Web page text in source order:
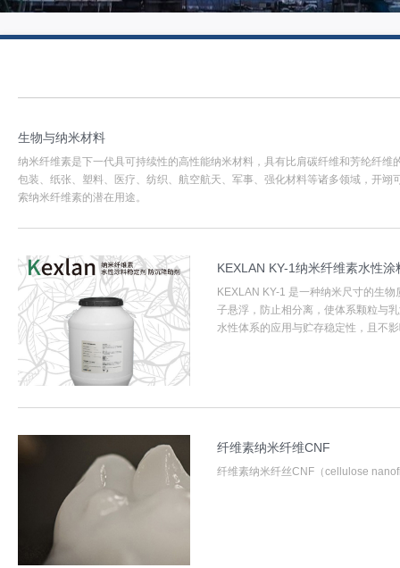
生物与纳米材料
纳米纤维素是下一代具可持续性的高性能纳米材料，具有比肩碳纤维和芳纶纤
包装、纸张、塑料、医疗、纺织、航空航天、军事、强化材料等诸多领域，开
索纳米纤维素的潜在用途。
KEXLAN KY-1纳米纤维素水性
KEXLAN KY-1 是一种纳米尺寸的生
子悬浮，防止相分离，使体系颗粒与
水性体系的应用与贮存稳定性，且不
纤维素纳米纤维CNF
纤维素纳米纤丝CNF（cellulose